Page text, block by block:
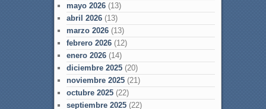
mayo 2026(13)
abril 2026(13)
marzo 2026(13)
febrero 2026(12)
enero 2026(14)
diciembre 2025(20)
noviembre 2025(21)
octubre 2025(22)
septiembre 2025(22)